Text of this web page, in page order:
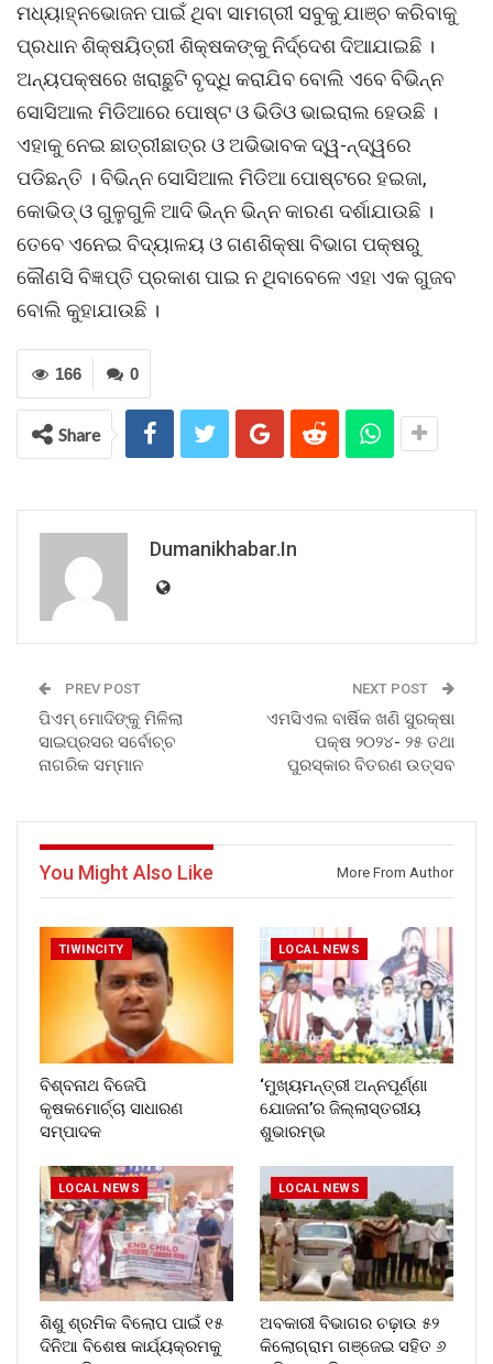
ମଧ୍ୟାହ୍ନଭୋଜନ ପାଇଁ ଥିବା ସାମଗ୍ରୀ ସବୁକୁ ଯାଞ୍ଚ କରିବାକୁ
ପ୍ରଧାନ ଶିକ୍ଷୟିତ୍ରୀ ଶିକ୍ଷକଙ୍କୁ ନିର୍ଦ୍ଦେଶ ଦିଆଯାଇଛି ।
ଅନ୍ୟପକ୍ଷରେ ଖରାଛୁଟି ବୃଦ୍ଧି କରାଯିବ ବୋଲି ଏବେ ବିଭିନ୍ନ
ସୋସିଆଲ ମିଡିଆରେ ପୋଷ୍ଟ ଓ ଭିଡିଓ ଭାଇରାଲ ହେଉଛି ।
ଏହାକୁ ନେଇ ଛାତ୍ରୀଛାତ୍ର ଓ ଅଭିଭାବକ ଦ୍ୱ-ନ୍ଦ୍ୱରେ
ପଡିଛନ୍ତି । ବିଭିନ୍ନ ସୋସିଆଲ ମିଡିଆ ପୋଷ୍ଟରେ ହଇଜା,
କୋଭିଡ୍ ଓ ଗୁଳୁଗୁଳି ଆଦି ଭିନ୍ନ ଭିନ୍ନ କାରଣ ଦର୍ଶାଯାଉଛି ।
ତେବେ ଏନେଇ ବିଦ୍ୟାଳୟ ଓ ଗଣଶିକ୍ଷା ବିଭାଗ ପକ୍ଷରୁ
କୌଣସି ବିଜ୍ଞପ୍ତି ପ୍ରକାଶ ପାଇ ନ ଥିବାବେଳେ ଏହା ଏକ ଗୁଜବ
ବୋଲି କୁହାଯାଉଛି ।
0
166
Share
Dumanikhabar.in
PREV POST
ପିଏମ୍ ମୋଦିଙ୍କୁ ମିଳିଲା
ସାଇପ୍ରସର ସର୍ବୋଚ୍ଚ
ନାଗରିକ ସମ୍ମାନ
NEXT POST
ଏମସିଏଲ ବାର୍ଷିକ ଖଣି ସୁରକ୍ଷା
ପକ୍ଷ ୨୦୨୪- ୨୫ ତଥା
ପୁରସ୍କାର ବିତରଣ ଉତ୍ସବ
You Might Also Like More From Author
TIWINCITY
ବିଶ୍ବନାଥ ବିଜେପି
କୃଷକମୋର୍ଚ୍ଚା ସାଧାରଣ
ସମ୍ପାଦକ
LOCAL NEWS
‘ମୁଖ୍ୟମନ୍ତ୍ରୀ ଅନ୍ନପୂର୍ଣ୍ଣା
ଯୋଜନା’ର ଜିଲ୍ଲାସ୍ତରୀୟ
ଶୁଭାରମ୍ଭ
LOCAL NEWS
ଶିଶୁ ଶ୍ରମିକ ବିଲୋପ ପାଇଁ ୧୫
ଦିନିଆ ବିଶେଷ କାର୍ଯ୍ୟକ୍ରମକୁ
LOCAL NEWS
ଅବକାରୀ ବିଭାଗର ଚଢ଼ାଉ ୫୨
କିଲୋଗ୍ରାମ ଗଞ୍ଜେଇ ସହିତ ୬